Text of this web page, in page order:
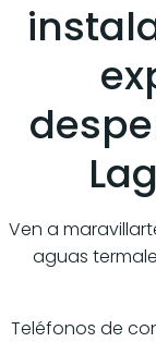
Ven a
aguas
Teléfonos de